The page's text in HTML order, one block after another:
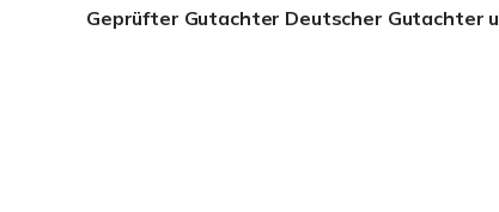
Geprüfter Gutachter Deutscher Gutachter